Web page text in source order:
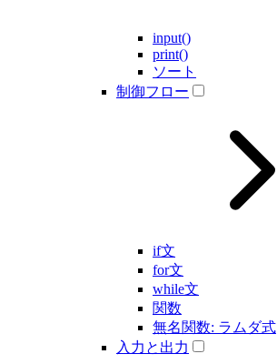
input()
print()
ソート
制御フロー
if文
for文
while文
関数
無名関数: ラムダ式
入力と出力